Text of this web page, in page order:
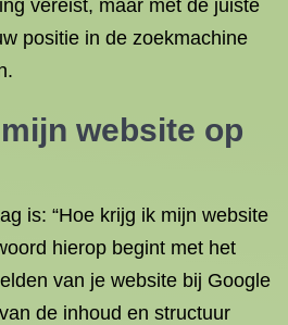
vereist, maar met de juiste
positie in de zoekmachine
website op
is: “Hoe krijg ik mijn website
hierop begint met het
van je website bij Google
de inhoud en structuur